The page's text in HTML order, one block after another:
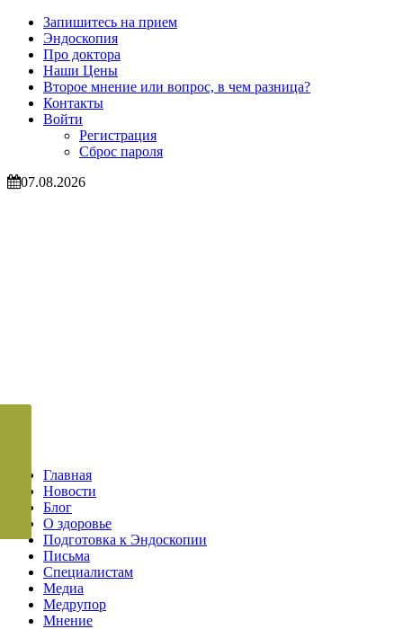
Запишитесь на прием
Эндоскопия
Про доктора
Наши Цены
Второе мнение или вопрос, в чем разница?
Контакты
Войти
Регистрация
Сброс пароля
07.08.2026
Главная
Новости
Блог
О здоровье
Подготовка к Эндоскопии
Письма
Специалистам
Медиа
Медрупор
Мнение